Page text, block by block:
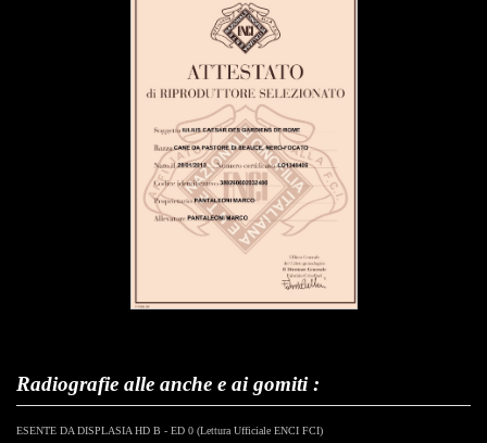
Radiografie alle anche e ai gomiti :
ESENTE DA DISPLASIA HD B - ED 0 (Lettura Ufficiale ENCI FCI)